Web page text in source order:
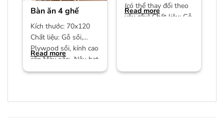
Bàn ăn 4 ghế
Kích thước: 70x120
Chất liệu: Gỗ sồi,
Plywood sồi, kính cao
cấp Màu sắc: Nâu hạt
dẻ/màu trần Bảo
Read more
(có thể thay đổi theo
yêu cầu) Chất liệu: Gỗ
Read more